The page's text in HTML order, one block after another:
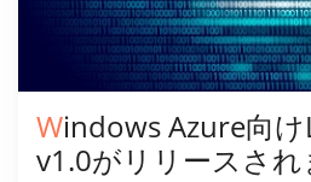
Windows Azure向けLokad.CQRS
v1.0がリリースされ